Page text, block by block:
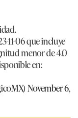
11-06 que incluye
menor de 4.0
en:
November 6,